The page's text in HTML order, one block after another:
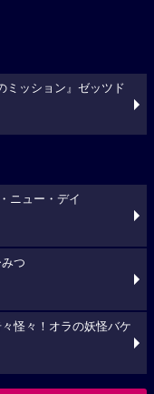
ミッション』ゼッツド
ニュー・デイ
つ
怪々！オラの妖怪バケ